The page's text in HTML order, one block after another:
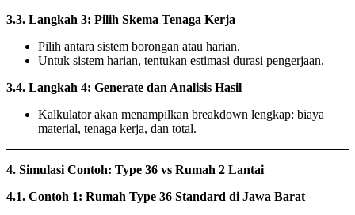
3.3. Langkah 3: Pilih Skema Tenaga Kerja
Pilih antara sistem borongan atau harian.
Untuk sistem harian, tentukan estimasi durasi pengerjaan.
3.4. Langkah 4: Generate dan Analisis Hasil
Kalkulator akan menampilkan breakdown lengkap: biaya
material, tenaga kerja, dan total.
4. Simulasi Contoh: Type 36 vs Rumah 2 Lantai
4.1. Contoh 1: Rumah Type 36 Standard di Jawa Barat